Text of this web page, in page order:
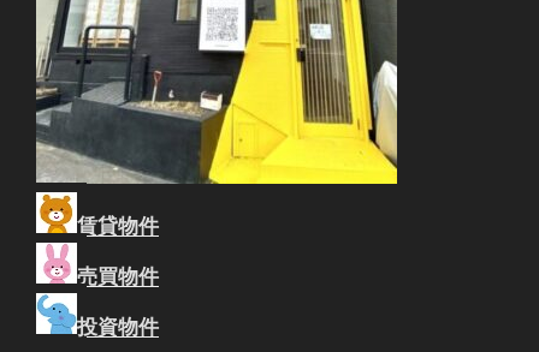
賃貸物件
売買物件
投資物件